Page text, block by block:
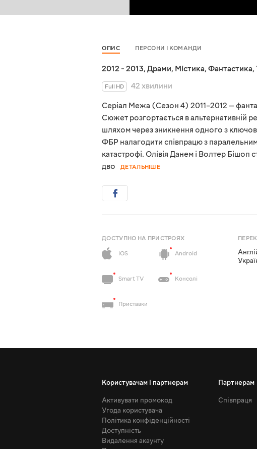
ОПИС ПЕРСОНИ І КОМАНДИ
2012 - 2013, Драми, Містика, Фантастика,
Full HD
42 хвилини
Серіал Межа (Сезон 4) 2011–2012 —
Сюжет розгортається в альтернативній
шляхом через зникнення одного з
ФБР налагодити співпрацю з паралельним
катастрофі. Олівія Данем і Волтер Бішоп
дво
ДЕТАЛЬНІШЕ
ДОСТУПНО НА ПРИСТРОЯХ
iOS
Android
Smart TV Консолі
Приставки
Користувачам і партнерам
Активувати промокод
Угода користувача
Політика конфіденційності
Доступність
Видалення акаунту
Партнерам
Співпраця